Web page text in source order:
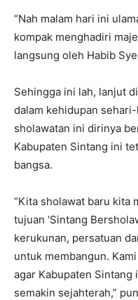
“Nah malam hari ini
kompak menghadiri
langsung oleh Habib
Sehingga ini lah, lanjut
dalam kehidupan
sholawatan ini dirinya
Kabupaten Sintang ini
bangsa.
“Kita sholawat baru kita
tujuan ‘Sintang
kerukunan, persatuan
untuk membangun.
agar Kabupaten
semakin sejahterah,”